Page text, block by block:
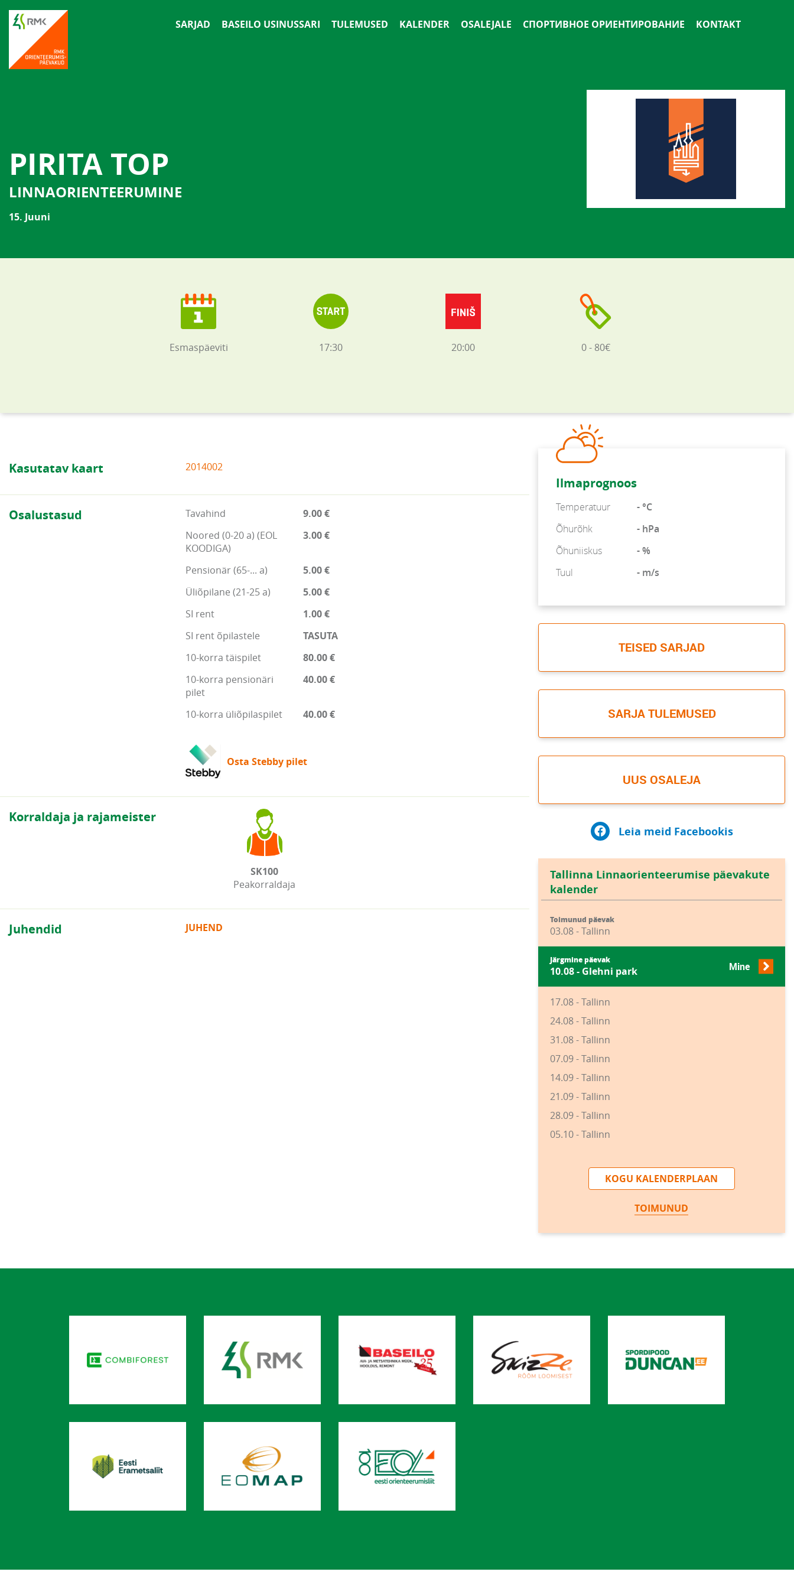
SARJAD BASEILO USINUSSARI TULEMUSED KALENDER OSALEJALE СПОРТИВНОЕ ОРИЕНТИРОВАНИЕ KONTAKT
PIRITA TOP
LINNAORIENTEERUMINE
15. Juuni
Esmaspäeviti 17:30 20:00 0 - 80€
Kasutatav kaart 2014002
Osalustasud Tavahind
9.00 €
Noored (0-20 a) (EOL
KOODIGA)
3.00 €
Pensionär (65-... a)
5.00 €
Üliõpilane (21-25 a)
5.00 €
SI rent
1.00 €
SI rent õpilastele
TASUTA
10-korra täispilet
80.00 €
10-korra pensionäri
pilet
40.00 €
10-korra üliõpilaspilet 40.00 €
Osta Stebby pilet
Korraldaja ja rajameister
SK100
Peakorraldaja
Juhendid JUHEND
Ilmaprognoos
Temperatuur
- °C
Õhurõhk
- hPa
Õhuniiskus
- %
Tuul
- m/s
TEISED SARJAD
SARJA TULEMUSED
UUS OSALEJA
Leia meid Facebookis
Tallinna Linnaorienteerumise päevakute
kalender
Toimunud päevak
03.08 - Tallinn
Järgmine päevak
10.08 - Glehni park Mine
17.08 - Tallinn
24.08 - Tallinn
31.08 - Tallinn
07.09 - Tallinn
14.09 - Tallinn
21.09 - Tallinn
28.09 - Tallinn
05.10 - Tallinn
KOGU KALENDERPLAAN
TOIMUNUD